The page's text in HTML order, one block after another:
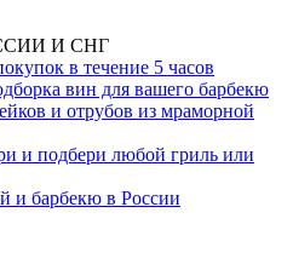
И СНГ
в течение 5 часов
вин для вашего барбекю
и отрубов из мраморной
и подбери любой гриль или
и барбекю в России